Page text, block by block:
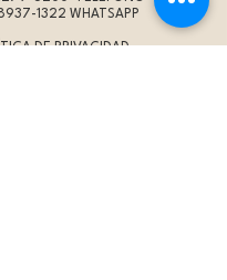
1322 WHATSAPP
DE PRIVACIDAD